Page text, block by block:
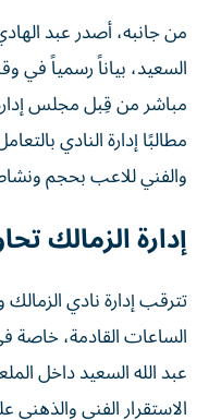
من جانبه، أصدر عبد
السعيد، بياناً رسمياً
مباشر من قِبل مجلس
مطالبًا إدارة النادي
والفني للاعب بحجم
إدارة الزمالك
تترقب إدارة نادي
الساعات القادمة، خاصة
عبد الله السعيد داخل
الاستقرار الفني